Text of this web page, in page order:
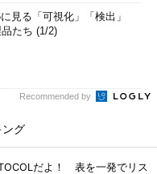
見る「可視化」「検出」
品たち (1/2)
Recommended by
グ
だよ！ 表を一発でリス